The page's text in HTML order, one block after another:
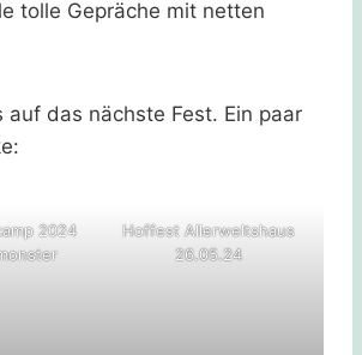
tolle Gepräche mit netten
auf das nächste Fest. Ein paar
2024
Hoffest Allerweltshaus
26.05.24